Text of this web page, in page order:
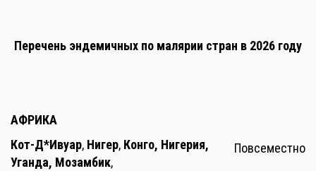
Перечень эндемичных по малярии стран в 2026 году
АФРИКА
Кот-Д*Ивуар, Нигер, Конго, Нигерия,
Уганда, Мозамбик,
Повсеместно